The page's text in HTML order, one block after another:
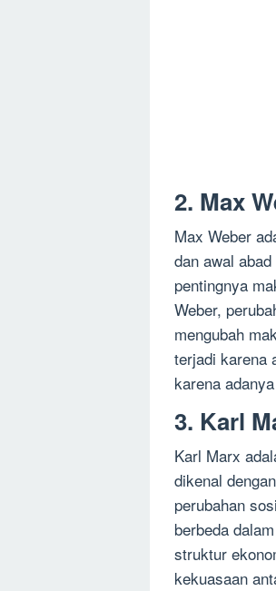
2. Max
Max Weber
dan awal
pentingnya
Weber,
mengubah
terjadi karena
karena
3. Karl
Karl Marx
dikenal
perubahan
berbeda
struktur
kekuasaan